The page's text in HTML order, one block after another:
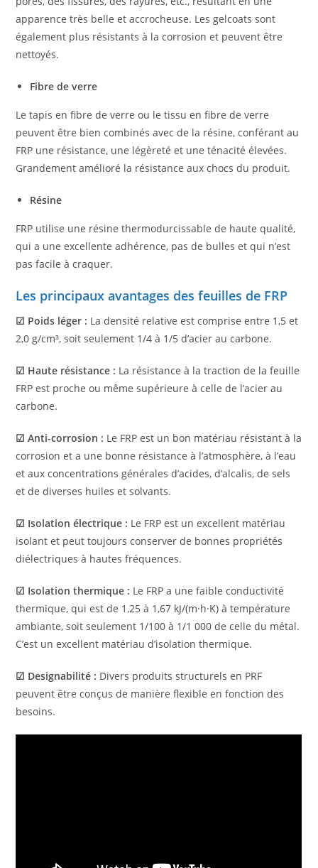
apparence très belle et accrocheuse. Les gelcoats sont
également plus résistants à la corrosion et peuvent être
nettoyés.
Fibre de verre
Le tapis en fibre de verre ou le tissu en fibre de verre
peuvent être bien combinés avec de la résine, conférant au
FRP une résistance, une légèreté et une ténacité élevées.
Grandement amélioré la résistance aux chocs du produit.
Résine
FRP utilise une résine thermodurcissable de haute qualité,
qui a une excellente adhérence, pas de bulles et qui n’est
pas facile à craquer.
Les principaux avantages des feuilles de FRP
☑ Poids léger : La densité relative est comprise entre 1,5 et
2,0 g/cm³, soit seulement 1/4 à 1/5 d’acier au carbone.
☑ Haute résistance : La résistance à la traction de la feuille
FRP est proche ou même supérieure à celle de l’acier au
carbone.
☑ Anti-corrosion : Le FRP est un bon matériau résistant à la
corrosion et a une bonne résistance à l’atmosphère, à l’eau
et aux concentrations générales d’acides, d’alcalis, de sels
et de diverses huiles et solvants.
☑ Isolation électrique : Le FRP est un excellent matériau
isolant et peut toujours conserver de bonnes propriétés
diélectriques à hautes fréquences.
☑ Isolation thermique : Le FRP a une faible conductivité
thermique, qui est de 1,25 à 1,67 kJ/(m·h·K) à température
ambiante, soit seulement 1/100 à 1/1 000 de celle du métal.
C’est un excellent matériau d’isolation thermique.
☑ Designabilité : Divers produits structurels en PRF
peuvent être conçus de manière flexible en fonction des
besoins.